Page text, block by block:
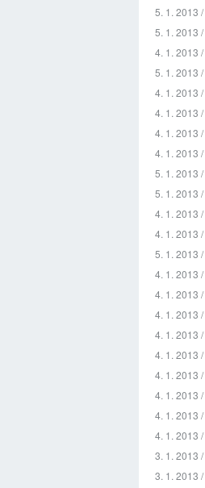
5. 1. 2013 /
5. 1. 2013 /
4. 1. 2013 /
5. 1. 2013 /
4. 1. 2013 /
4. 1. 2013 /
4. 1. 2013 /
4. 1. 2013 /
5. 1. 2013 /
5. 1. 2013 /
4. 1. 2013 /
4. 1. 2013 /
5. 1. 2013 /
4. 1. 2013 /
4. 1. 2013 /
4. 1. 2013 /
4. 1. 2013 /
4. 1. 2013 /
4. 1. 2013 /
4. 1. 2013 /
4. 1. 2013 /
4. 1. 2013 /
3. 1. 2013 /
3. 1. 2013 /